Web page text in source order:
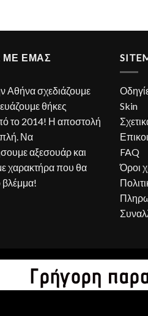
ΜΕ ΕΜΑΣ
Αθήνα σχεδιάζουμε
θήκες
το 2014! Η αποστολή
Να
αξεσουάρ και
χαρακτήρα που θα
βλέμμα!
Skin
FAQ
Όροι